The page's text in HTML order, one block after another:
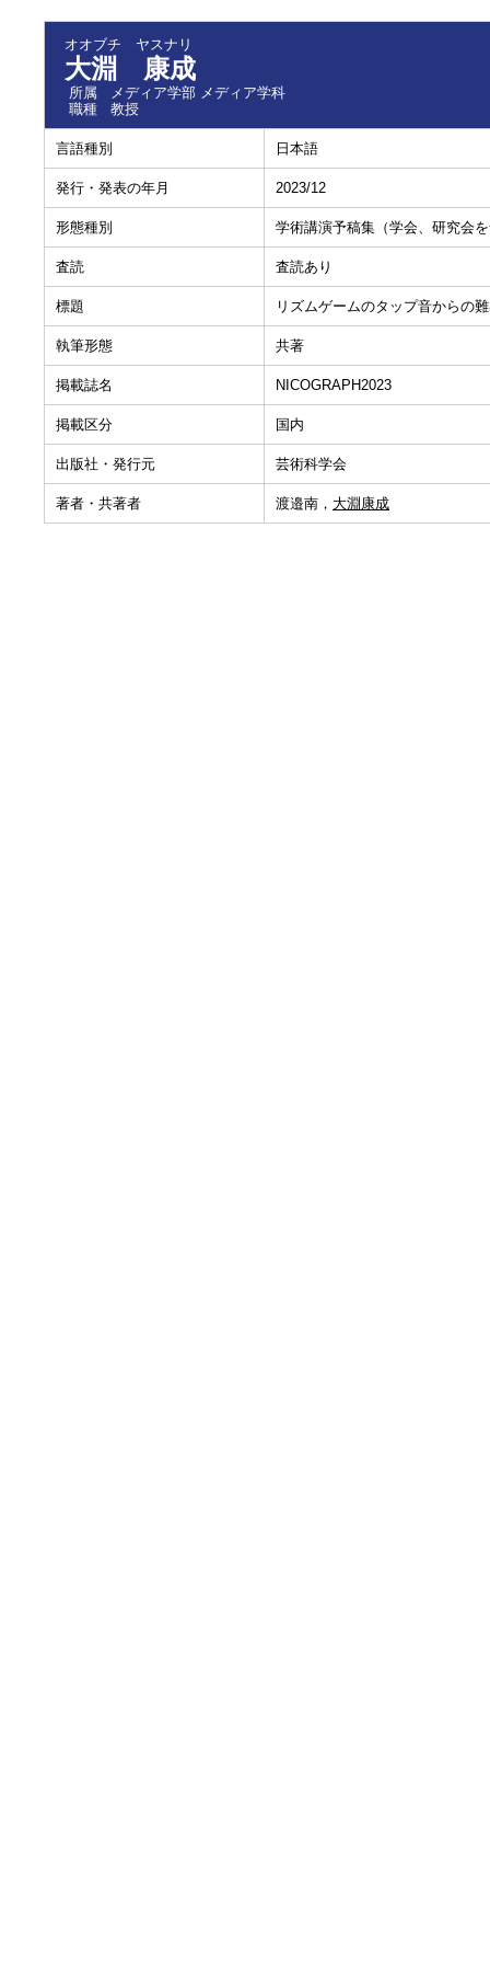
オオブチ ヤスナリ
大淵 康成
所属
メディア学部 メディア学科
職種
教授
言語種別 日本語
発行・発表の年月 2023/12
形態種別 学術講演予稿集（学会、研究会
査読 査読あり
標題 リズムゲームのタップ音からの
執筆形態 共著
掲載誌名 NICOGRAPH2023
掲載区分 国内
出版社・発行元 芸術科学会
著者・共著者 渡邉南， 大淵康成